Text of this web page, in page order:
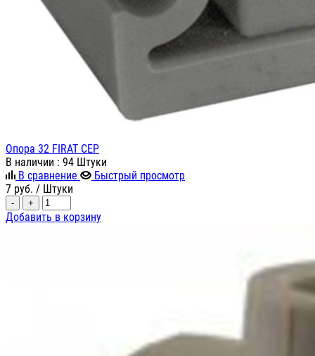
Опора 32 FIRAT СЕР
В наличии : 94 Штуки
В сравнение
Быстрый просмотр
7 руб. / Штуки
- +
Добавить в корзину